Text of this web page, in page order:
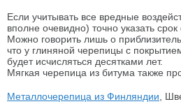
Если учитывать все вредные
вполне очевидно) точно указать
Можно говорить лишь о
что у глиняной черепицы с
будет исчисляться десятками лет.
Мягкая черепица из битума также
Металлочерепица из Финляндии,